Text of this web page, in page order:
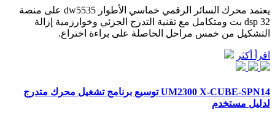
يعتمد محرك السائر الرقمي خماسي الأطوار dw5535 على منصة
dsp 32 بت ومتكامل مع تقنية التدرج الجزئي وخوارزمية إزالة
التشكيل من خمس مراحل الحاصلة على براءة اختراع.
اقرأ أكثر
UM2300 X-CUBE-SPN14 توسيع برنامج تشغيل محرك متدرج
لدليل مستخدم